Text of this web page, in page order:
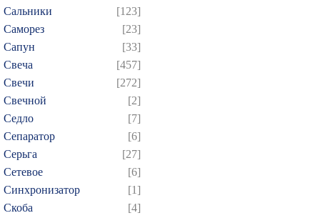
Сальники
[123]
Саморез
[23]
Сапун
[33]
Свеча
[457]
Свечи
[272]
Свечной
[2]
Седло
[7]
Сепаратор
[6]
Серьга
[27]
Сетевое
[6]
Синхронизатор
[1]
Скоба
[4]